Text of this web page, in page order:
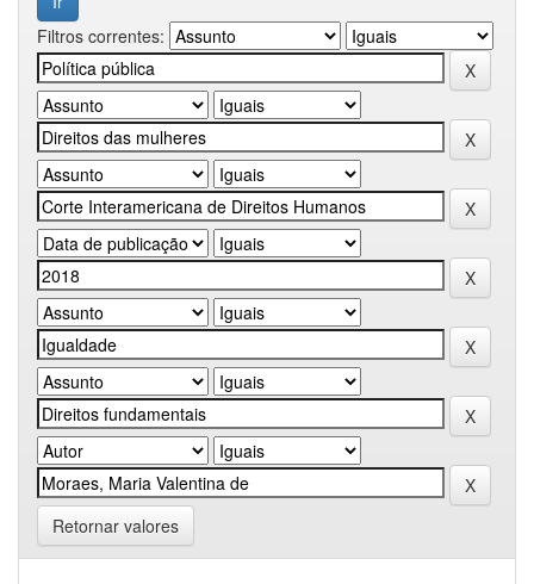
Filtros correntes:
Retornar valores